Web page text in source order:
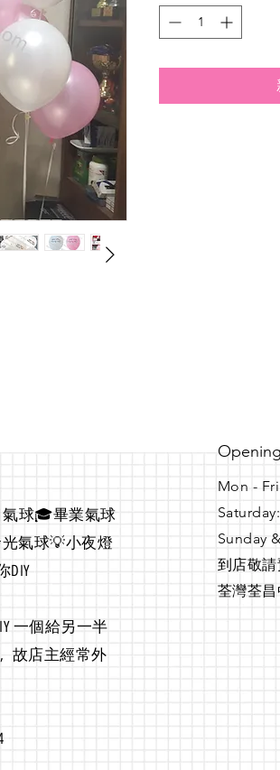
氣球🎓畢業氣球
氣球💡小夜燈
DIY
一個給另一半
故店主經常外
Mon -
Sunday
到店敬
荃灣荃